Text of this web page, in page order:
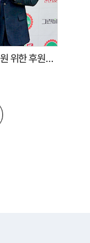
우리 단체, (주)정식품과 국내 결식아동 지원 위한 후원금 전달식 진행